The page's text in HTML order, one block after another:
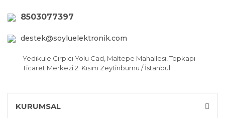
8503077397
destek@soyluelektronik.com
Yedikule Çırpıcı Yolu Cad, Maltepe Mahallesi, Topkapı
Ticaret Merkezi 2. Kısım Zeytinburnu / İstanbul
KURUMSAL